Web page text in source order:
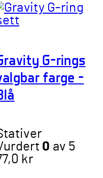
G-rings
farge –
0 av 5
kr